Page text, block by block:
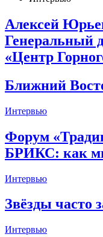
Алексей
Генеральный
«Центр
Ближний
Интервью
Форум
БРИКС: как
Интервью
Звёзды часто
Интервью